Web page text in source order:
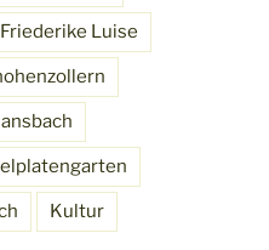
Friederike Luise
Kultur